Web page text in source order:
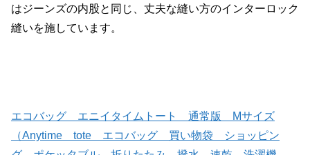
はジーンズの内股と同じ、丈夫な縫い方のインターロック
縫いを施しています。
エコバッグ エニイタイムトート 通常版 Mサイズ
（Anytime tote エコバッグ 買い物袋 ショッピン